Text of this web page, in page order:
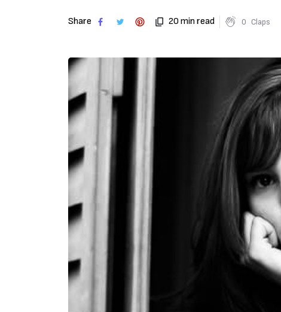
Share 20 min read 0 Claps